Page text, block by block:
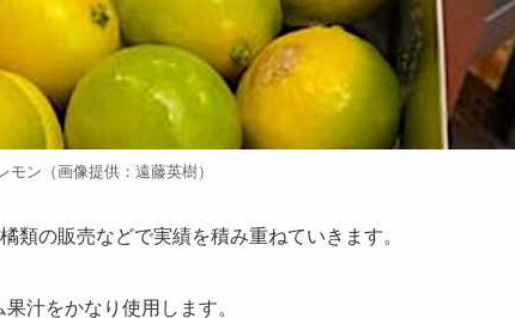
モン（画像提供：遠藤英樹）
類の販売などで実績を積み重ねていきます。
汁をかなり使用します。